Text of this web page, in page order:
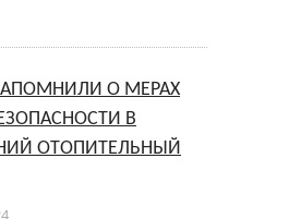
О МЕРАХ
В
ОТОПИТЕЛЬНЫЙ